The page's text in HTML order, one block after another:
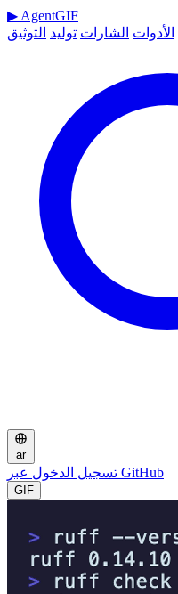
▶ AgentGIF
الأدوات الشارات توليد التوثيق
ar
تسجيل الدخول عبر GitHub
GIF